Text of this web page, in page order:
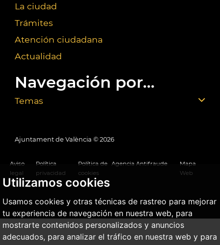
Utilizamos cookies
Usamos cookies y otras técnicas de rastreo para mejorar
tu experiencia de navegación en nuestra web, para
mostrarte contenidos personalizados y anuncios
adecuados, para analizar el tráfico en nuestra web y para
La ciudad
Trámites
Atención ciudadana
Actualidad
Navegación por...
Temas
Ajuntament de València © 2026
Aviso
legal
Política
privacidad
Política de
cookies
Agencia Antifraude
Mapa
Web